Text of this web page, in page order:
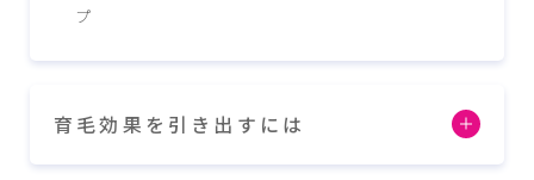
プ
育毛効果を引き出すには